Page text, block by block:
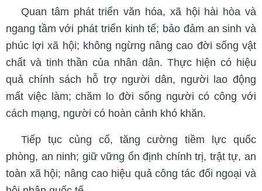
Quan tâm phát triển văn hóa, xã hội hài hòa và
ngang tầm với phát triển kinh tế; bảo đảm an sinh và
phúc lợi xã hội; không ngừng nâng cao đời sống vật
chất và tinh thần của nhân dân. Thực hiện có hiệu
quả chính sách hỗ trợ người dân, người lao động
mất việc làm; chăm lo đời sống người có công với
cách mạng, người có hoàn cảnh khó khăn.
Tiếp tục củng cố, tăng cường tiềm lực quốc
phòng, an ninh; giữ vững ổn định chính trị, trật tự, an
toàn xã hội; nâng cao hiệu quả công tác đối ngoại và